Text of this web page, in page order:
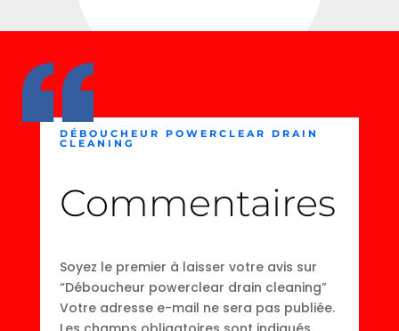
DÉBOUCHEUR POWERCLEAR DRAIN
CLEANING
Commentaires
Soyez le premier à laisser votre avis sur
“Déboucheur powerclear drain cleaning”
Votre adresse e-mail ne sera pas publiée.